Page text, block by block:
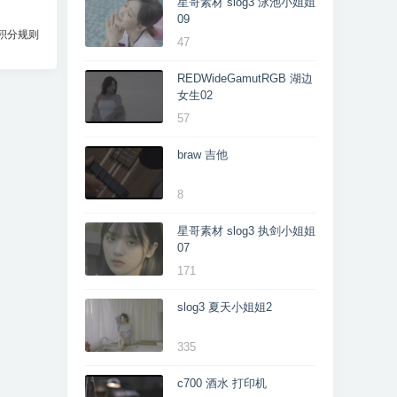
分规则
09
47
REDWideGamutRGB 湖边
女生02
57
braw 吉他
8
星哥素材 slog3 执剑小姐姐
07
171
slog3 夏天小姐姐2
335
c700 酒水 打印机